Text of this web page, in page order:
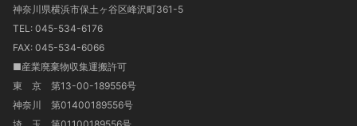
神奈川県横浜市保土ヶ谷区峰沢町361-5
TEL: 045-534-6176
FAX: 045-534-6066
■産業廃棄物収集運搬許可
東 京 第13-00-189556号
神奈川 第01400189556号